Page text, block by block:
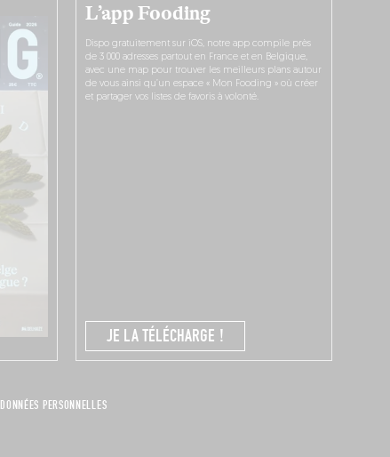
L’app Fooding
Dispo gratuitement sur iOS, notre app compile près
de 3 000 adresses partout en France et en Belgique,
avec une map pour trouver les meilleurs plans autour
de vous ainsi qu’un espace « Mon Fooding » où créer
et partager vos listes de favoris à volonté.
JE LA TÉLÉCHARGE !
DONNÉES PERSONNELLES